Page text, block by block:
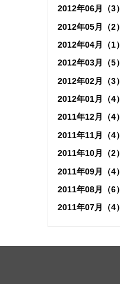
2012年06月（3）
2012年05月（2）
2012年04月（1）
2012年03月（5）
2012年02月（3）
2012年01月（4）
2011年12月（4）
2011年11月（4）
2011年10月（2）
2011年09月（4）
2011年08月（6）
2011年07月（4）